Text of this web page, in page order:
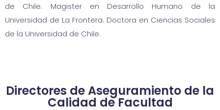
de Chile. Magister en Desarrollo Humano de la
Universidad de La Frontera. Doctora en Ciencias Sociales
de la Universidad de Chile.
Directores de Aseguramiento de la
Calidad de Facultad